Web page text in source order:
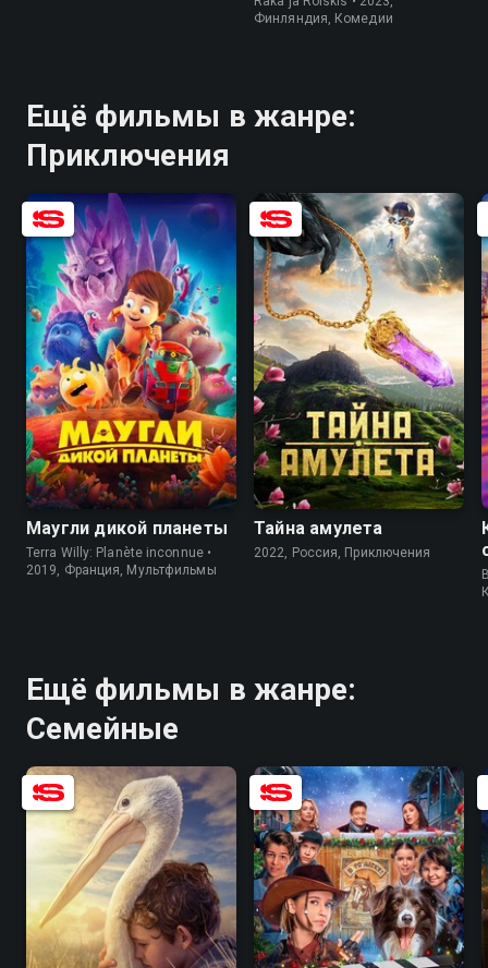
Финляндия, Комедии
Ещё фильмы в жанре:
Приключения
8.3 6.6
Маугли дикой планеты
Terra Willy: Planète inconnue •
2019, Франция, Мультфильмы
6.3 3.9
Тайна амулета
2022, Россия, Приключения
Ещё фильмы в жанре:
Семейные